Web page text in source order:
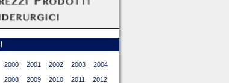
2000 2001 2002 2003 2004
2008 2009 2010 2011 2012